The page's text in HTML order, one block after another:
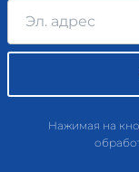
Нажимая на